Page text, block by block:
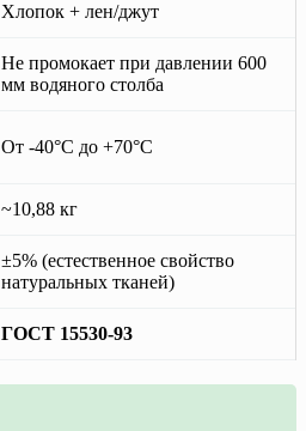
Хлопок + лен/джут
Не промокает при давлении 600
мм водяного столба
От -40°C до +70°C
~10,88 кг
±5% (естественное свойство
натуральных тканей)
ГОСТ 15530-93